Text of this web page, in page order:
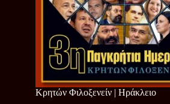
Κρητών Φιλοξενείν | Ηράκλειο